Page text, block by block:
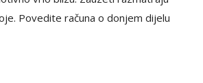
Povedite računa o donjem dijelu